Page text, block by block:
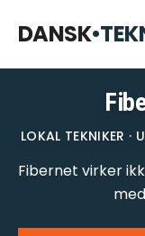
DANSK•
Åbner kl. 09:00
LOKAL TEKNIKER ·
Fibernet virker